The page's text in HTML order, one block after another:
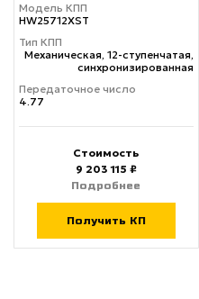
Модель КПП
HW25712XST
Тип КПП
Механическая, 12-ступенчатая,
синхронизированная
Передаточное число
4.77
Стоимость
9 203 115 ₽
Подробнее
Получить КП